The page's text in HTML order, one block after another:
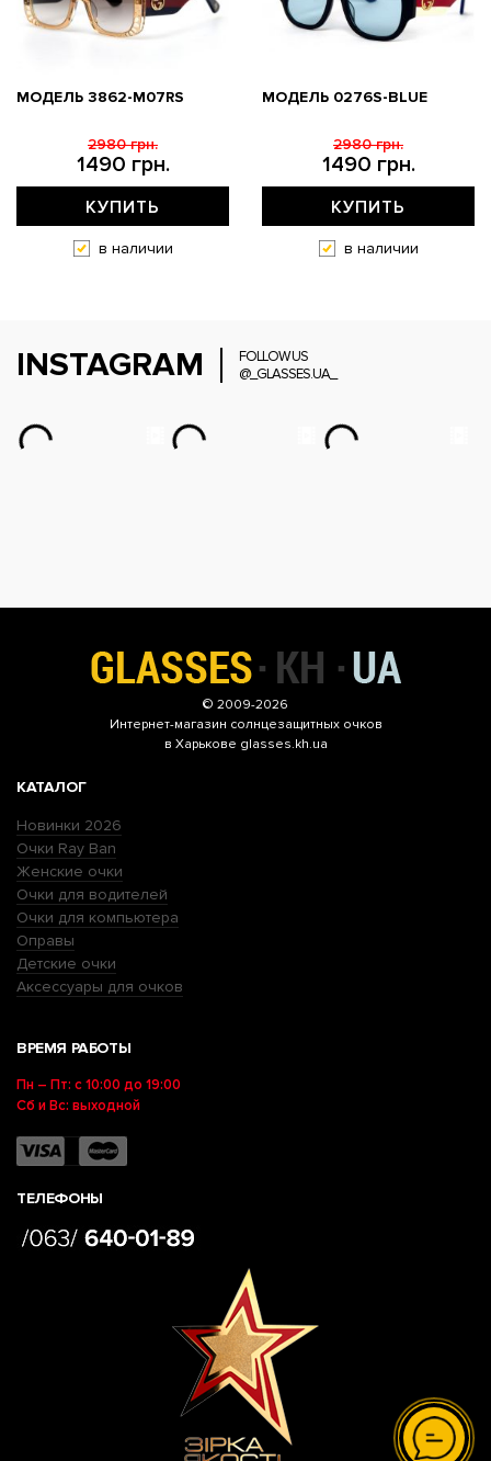
МОДЕЛЬ 3862-M07RS
1490 грн.
2980 грн.
КУПИТЬ
в наличии
МОДЕЛЬ 0276S-BLUE
1490 грн.
2980 грн.
КУПИТЬ
в наличии
INSTAGRAM
FOLLOW US
@_GLASSES.UA_
© 2009-2026
Интернет-магазин солнцезащитных очков
в Харькове glasses.kh.ua
КАТАЛОГ
Новинки 2026
Очки Ray Ban
Женские очки
Очки для водителей
Очки для компьютера
Оправы
Детские очки
Аксессуары для очков
ВРЕМЯ РАБОТЫ
Пн – Пт: с 10:00 до 19:00
Сб и Вс: выходной
ТЕЛЕФОНЫ